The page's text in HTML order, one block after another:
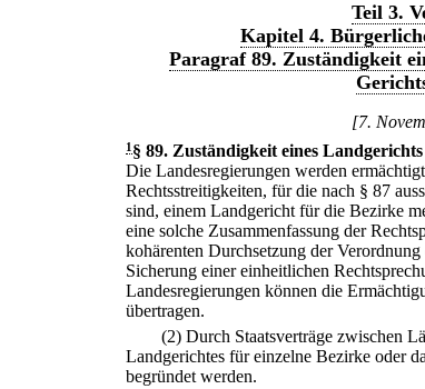
Teil 3.
Kapitel 4.
Paragraf 89. Zuständigkeit
[7.
1 § 89. Zuständigkeit eines
Die Landesregierungen werden
Rechtsstreitigkeiten, für die nach § 87
sind, einem Landgericht für die Bezirke
eine solche Zusammenfassung der
kohärenten Durchsetzung der
Sicherung einer einheitlichen
Landesregierungen können die
übertragen.
(2) Durch Staatsverträge zwischen
Landgerichtes für einzelne Bezirke oder
begründet werden.